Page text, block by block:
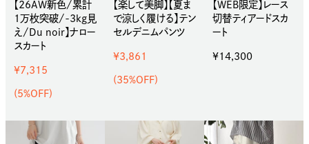
【26AW新色/累計
1万枚突破/-3kg見
え/Du noir】ナロー
スカート
¥7,315
(5%OFF)
【楽して美脚】【夏ま
で涼しく履ける】テン
セルデニムパンツ
¥3,861
(35%OFF)
【WEB限定】レース
切替ティアードスカ
ート
¥14,300